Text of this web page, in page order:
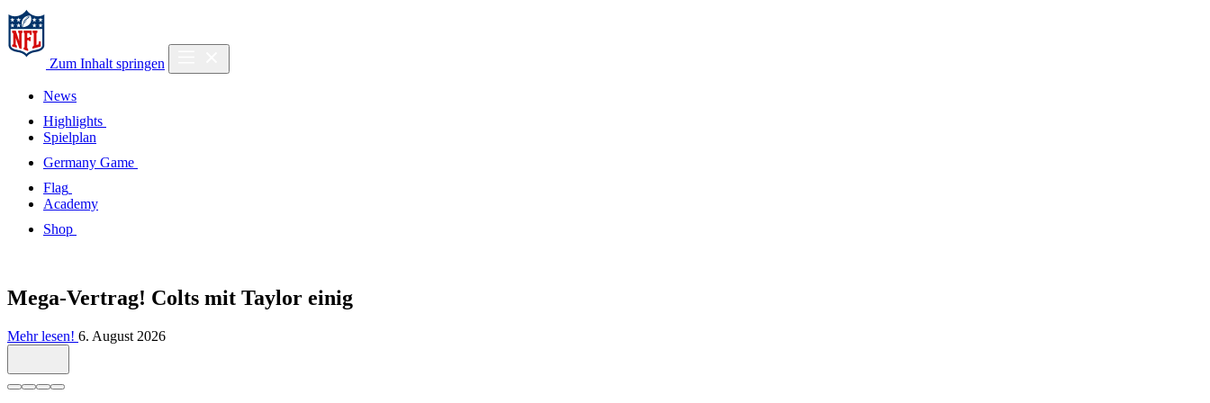
Zum Inhalt springen
News
Highlights
Spielplan
Germany Game
Flag
Academy
Shop
Mega-Vertrag! Colts mit Taylor einig
Mehr lesen! 6. August 2026